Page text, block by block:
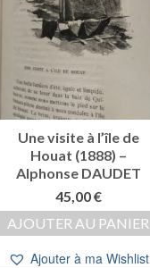
Une visite à l’île de
Houat (1888) –
Alphonse DAUDET
45,00€
AJOUTER AU PANIER
Ajouter à ma Wishlist